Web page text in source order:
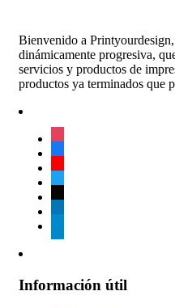
Bienvenido a
dinámicamente progresiva,
servicios y productos de
productos ya terminados que
Información útil